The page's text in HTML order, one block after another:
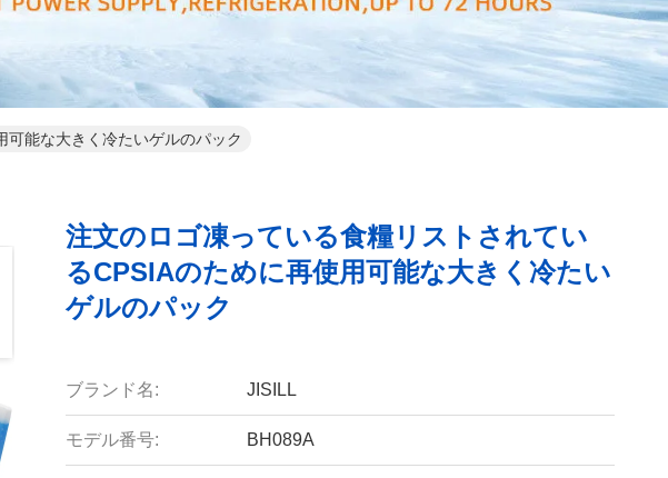
能な大きく冷たいゲルのパック
注文のロゴ凍っている食糧リストされてい
るCPSIAのために再使用可能な大きく冷たい
ゲルのパック
ブランド名: JISILL
モデル番号: BH089A